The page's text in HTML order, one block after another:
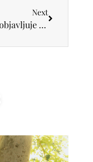
Next
Teo objavljuje singl „To sam bila ja“ i najavljuje debitantski EP „Ljubav sa juga“